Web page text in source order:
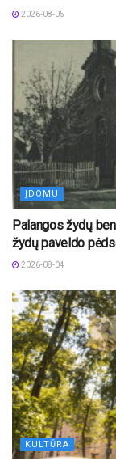
2026-08-05
ĮDOMU
Palangos žydų
žydų paveldo
2026-08-04
KULTŪRA